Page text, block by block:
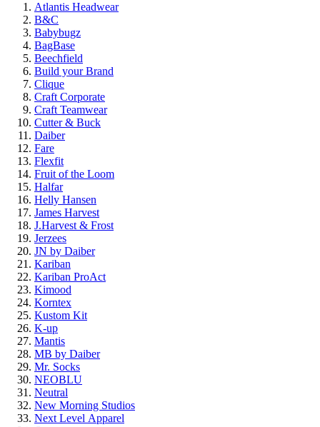
Atlantis Headwear
B&C
Babybugz
BagBase
Beechfield
Build your Brand
Clique
Craft Corporate
Craft Teamwear
Cutter & Buck
Daiber
Fare
Flexfit
Fruit of the Loom
Halfar
Helly Hansen
James Harvest
J.Harvest & Frost
Jerzees
JN by Daiber
Kariban
Kariban ProAct
Kimood
Korntex
Kustom Kit
K-up
Mantis
MB by Daiber
Mr. Socks
NEOBLU
Neutral
New Morning Studios
Next Level Apparel